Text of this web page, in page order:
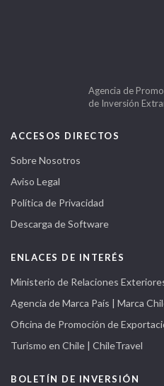
Agencia de
de Inversión
ACCESOS DIRECTOS
Sobre Nosotros
Aviso Legal
Política de Privacidad
Descarga de Software
ENLACES DE INTERÉS
Ministerio de Relaciones
Agencia de Marca País | Marca
Oficina de Promoción de
Turismo en Chile | ChileTravel
BOLETÍN DE INVERSIÓN